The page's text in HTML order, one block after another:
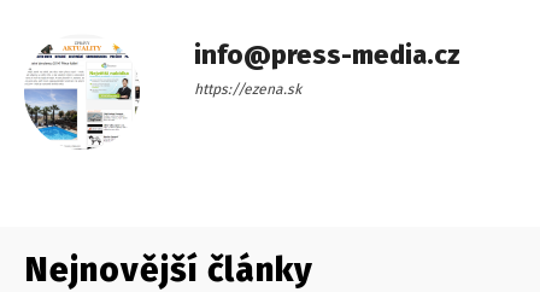
info@press-media.cz
https://ezena.sk
Nejnovější články